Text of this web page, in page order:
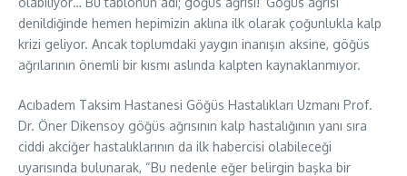
denildiğinde hemen hepimizin aklına ilk olarak çoğunlukla kalp
krizi geliyor. Ancak toplumdaki yaygın inanışın aksine, göğüs
ağrılarının önemli bir kısmı aslında kalpten kaynaklanmıyor.
Acıbadem Taksim Hastanesi Göğüs Hastalıkları Uzmanı Prof.
Dr. Öner Dikensoy göğüs ağrısının kalp hastalığının yanı sıra
ciddi akciğer hastalıklarının da ilk habercisi olabileceği
uyarısında bulunarak, “Bu nedenle eğer belirgin başka bir